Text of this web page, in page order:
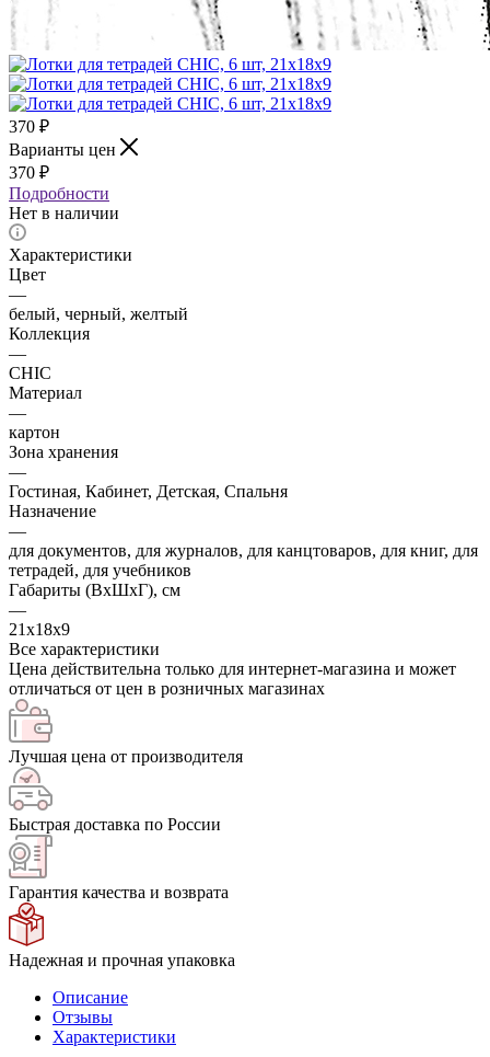
370 ₽
Варианты цен
370 ₽
Подробности
Нет в наличии
Характеристики
Цвет
—
белый, черный, желтый
Коллекция
—
CHIC
Материал
—
картон
Зона хранения
—
Гостиная, Кабинет, Детская, Спальня
Назначение
—
для документов, для журналов, для канцтоваров, для книг, для
тетрадей, для учебников
Габариты (ВхШхГ), см
—
21х18х9
Все характеристики
Цена действительна только для интернет-магазина и может
отличаться от цен в розничных магазинах
Лучшая цена от производителя
Быстрая доставка по России
Гарантия качества и возврата
Надежная и прочная упаковка
Описание
Отзывы
Характеристики